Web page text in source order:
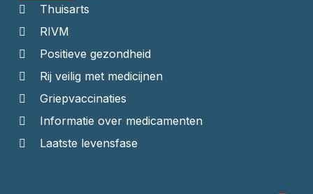
Thuisarts
RIVM
Positieve gezondheid
Rij veilig met medicijnen
Griepvaccinaties
Informatie over medicamenten
Laatste levensfase